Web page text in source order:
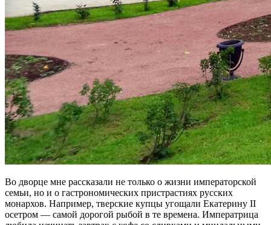
Во дворце мне рассказали не только о жизни императорской
семьи, но и о гастрономических пристрастиях русских
монархов. Например, тверские купцы угощали Екатерину II
осетром — самой дорогой рыбой в те времена. Императрица